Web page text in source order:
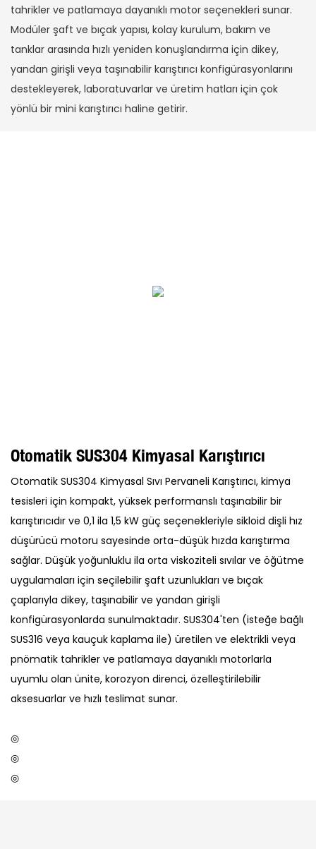
tahrikler ve patlamaya dayanıklı motor seçenekleri sunar.
Modüler şaft ve bıçak yapısı, kolay kurulum, bakım ve
tanklar arasında hızlı yeniden konuşlandırma için dikey,
yandan girişli veya taşınabilir karıştırıcı konfigürasyonlarını
destekleyerek, laboratuvarlar ve üretim hatları için çok
yönlü bir mini karıştırıcı haline getirir.
Otomatik SUS304 Kimyasal Karıştırıcı
Otomatik SUS304 Kimyasal Sıvı Pervaneli Karıştırıcı, kimya
tesisleri için kompakt, yüksek performanslı taşınabilir bir
karıştırıcıdır ve 0,1 ila 1,5 kW güç seçenekleriyle sikloid dişli hız
düşürücü motoru sayesinde orta-düşük hızda karıştırma
sağlar. Düşük yoğunluklu ila orta viskoziteli sıvılar ve öğütme
uygulamaları için seçilebilir şaft uzunlukları ve bıçak
çaplarıyla dikey, taşınabilir ve yandan girişli
konfigürasyonlarda sunulmaktadır. SUS304'ten (isteğe bağlı
SUS316 veya kauçuk kaplama ile) üretilen ve elektrikli veya
pnömatik tahrikler ve patlamaya dayanıklı motorlarla
uyumlu olan ünite, korozyon direnci, özelleştirilebilir
aksesuarlar ve hızlı teslimat sunar.
◎
◎
◎